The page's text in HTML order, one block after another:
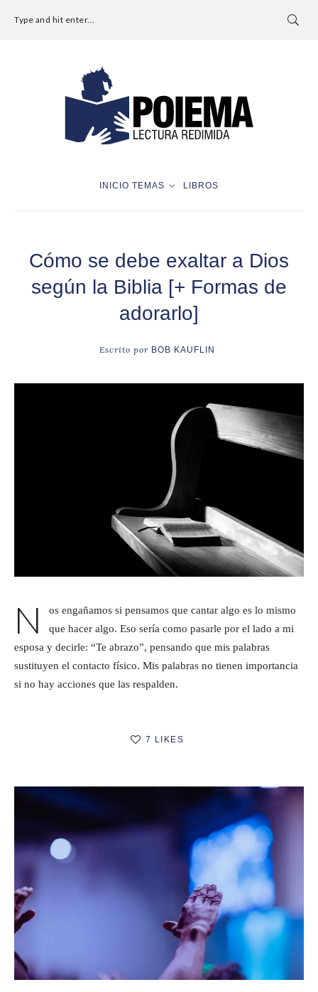
Type and hit enter...
INICIO TEMAS LIBROS
Cómo se debe exaltar a Dios
según la Biblia [+ Formas de
adorarlo]
Escrito por BOB KAUFLIN
N
os engañamos si pensamos que cantar algo es lo mismo
que hacer algo. Eso sería como pasarle por el lado a mi
esposa y decirle: “Te abrazo”, pensando que mis palabras
sustituyen el contacto físico. Mis palabras no tienen importancia
si no hay acciones que las respalden.
7 LIKES